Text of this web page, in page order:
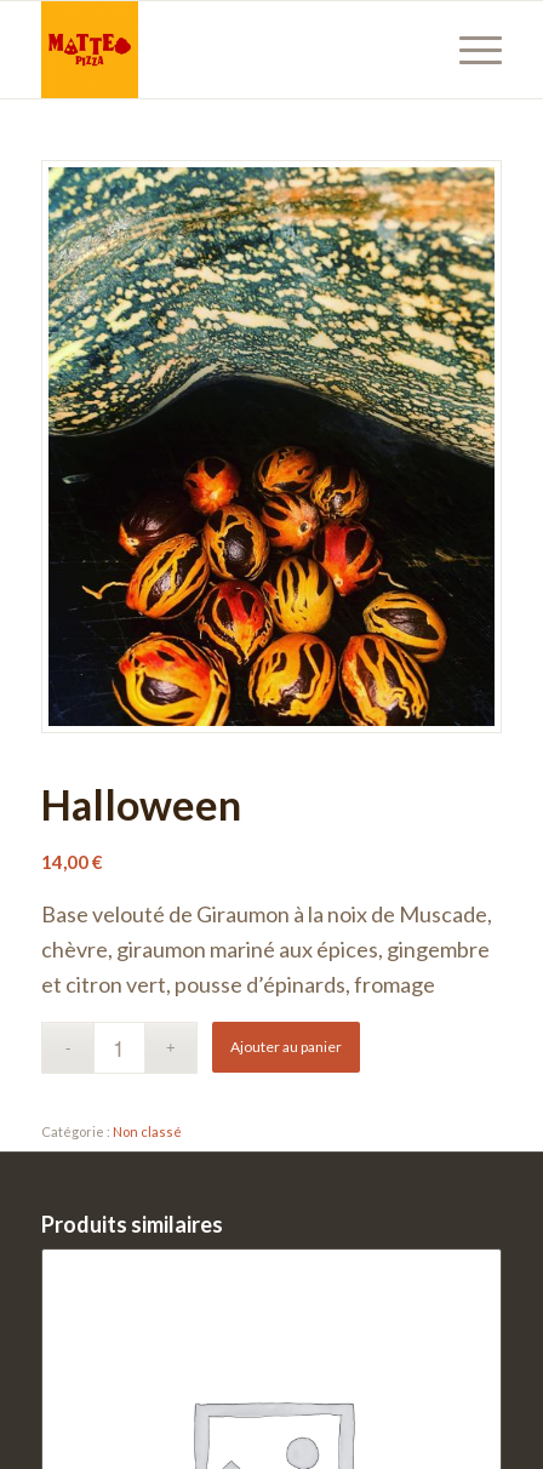
Halloween
14,00€
Base velouté de Giraumon à la noix de Muscade,
chèvre, giraumon mariné aux épices, gingembre
et citron vert, pousse d’épinards, fromage
Ajouter au panier
Catégorie : Non classé
Produits similaires